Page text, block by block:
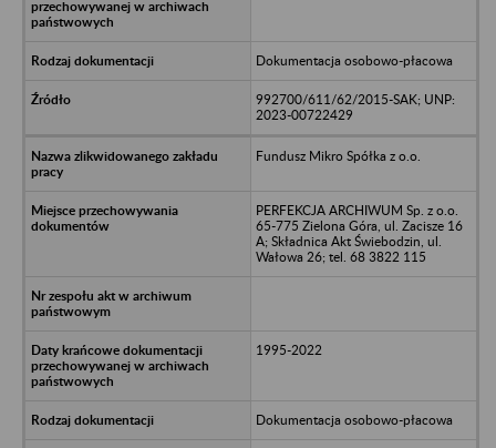
Dokumentacja osobowo-płacowa
992700/611/62/2015-SAK; UNP:
2023-00722429
Fundusz Mikro Spółka z o.o.
PERFEKCJA ARCHIWUM Sp. z o.o.
65-775 Zielona Góra, ul. Zacisze 16
A; Składnica Akt Świebodzin, ul.
Wałowa 26; tel. 68 3822 115
1995-2022
Dokumentacja osobowo-płacowa